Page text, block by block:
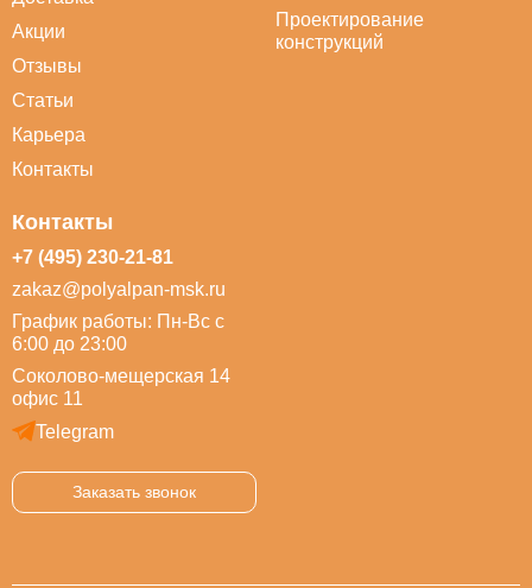
Акции
Отзывы
Статьи
Карьера
Контакты
Проектирование
конструкций
Контакты
+7 (495) 230-21-81
zakaz@polyalpan-msk.ru
График работы: Пн-Вс с
6:00 до 23:00
Соколово-мещерская 14
офис 11
Telegram
Заказать звонок